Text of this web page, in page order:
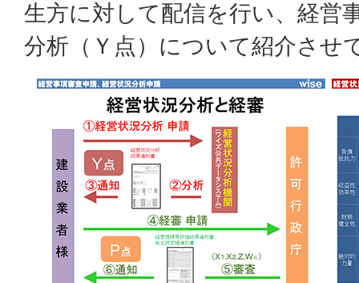
生方に対して配信を行い、経営
分析（Ｙ点）について紹介させ